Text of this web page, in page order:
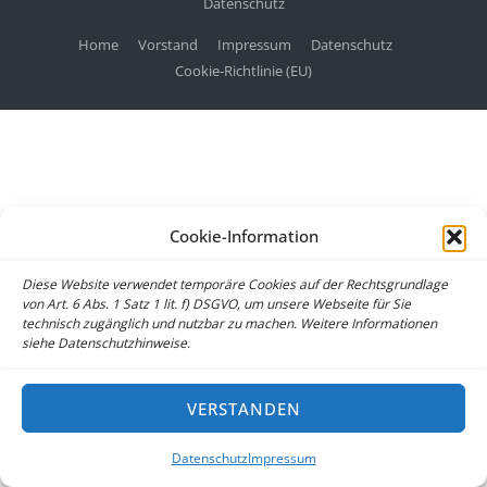
Cookie-Information
Diese Website verwendet temporäre Cookies auf der Rechtsgrundlage
von Art. 6 Abs. 1 Satz 1 lit. f) DSGVO, um unsere Webseite für Sie
technisch zugänglich und nutzbar zu machen. Weitere Informationen
siehe Datenschutzhinweise.
VERSTANDEN
DatenschutzImpressum
Home Vorstand Impressum
Datenschutz
Cookie-Richtlinie (EU)